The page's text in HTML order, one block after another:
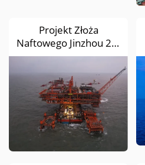
Projekt Złoża
Naftowego Jinzhou 23-
2